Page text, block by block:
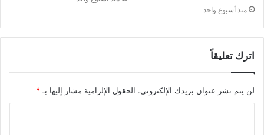
منذ أسبوع واحد
اترك تعليقاً
لن يتم نشر عنوان بريدك الإلكتروني. الحقول الإلزامية مشار إليها بـ *